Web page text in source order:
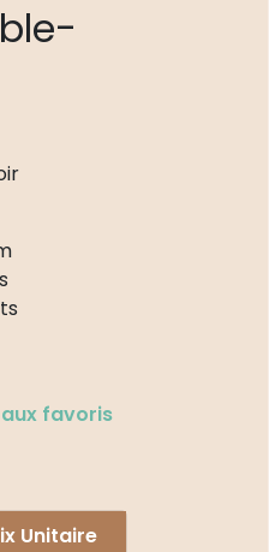
favoris
Unitaire